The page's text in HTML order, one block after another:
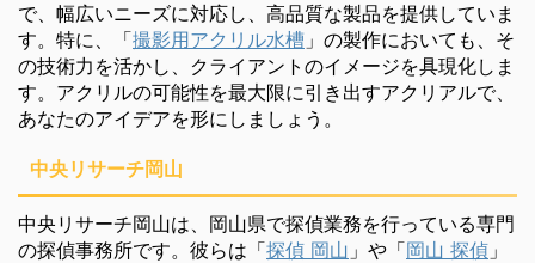
で、幅広いニーズに対応し、高品質な製品を提供していま
す。特に、「撮影用アクリル水槽 」の製作においても、そ
の技術力を活かし、クライアントのイメージを具現化しま
す。アクリルの可能性を最大限に引き出すアクリアルで、
あなたのアイデアを形にしましょう。
中央リサーチ岡山
中央リサーチ岡山は、岡山県で探偵業務を行っている専門
の探偵事務所です。彼らは「探偵 岡山 」や「岡山 探偵 」